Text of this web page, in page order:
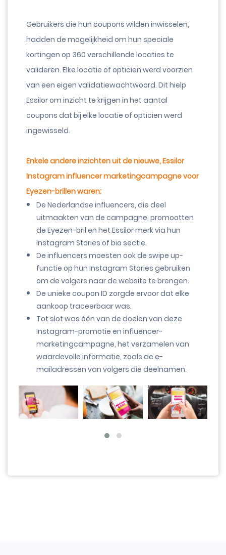
Gebruikers die hun coupons wilden inwisselen,
hadden de mogelijkheid om hun speciale
kortingen op 360 verschillende locaties te
valideren. Elke locatie of opticien werd voorzien
van een eigen validatiewachtwoord. Dit hielp
Essilor om inzicht te krijgen in het aantal
coupons dat bij elke locatie of opticien werd
ingewisseld.
Enkele andere inzichten uit de nieuwe, Essilor
Instagram influencer marketingcampagne voor
Eyezen-brillen waren:
De Nederlandse influencers, die deel
uitmaakten van de campagne, promootten
de Eyezen-bril en het Essilor merk via hun
Instagram Stories of bio sectie.
De influencers moesten ook de swipe up-
functie op hun Instagram Stories gebruiken
om de volgers naar de website te brengen.
De unieke coupon ID zorgde ervoor dat elke
aankoop traceerbaar was.
Tot slot was één van de doelen van deze
Instagram-promotie en influencer-
marketingcampagne, het verzamelen van
waardevolle informatie, zoals de e-
mailadressen van volgers die deelnamen.